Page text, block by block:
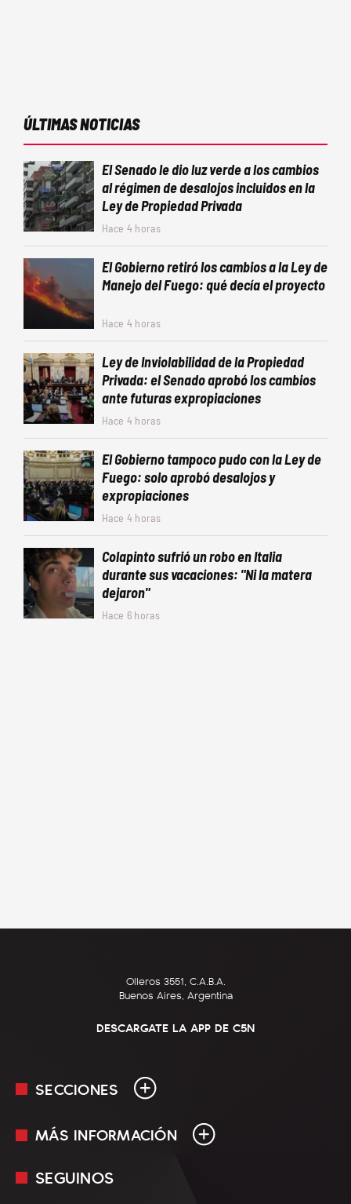
ÚLTIMAS NOTICIAS
El Senado le dio luz verde a los cambios
al régimen de desalojos incluidos en la
Ley de Propiedad Privada
Hace 4 horas
El Gobierno retiró los cambios a la Ley de
Manejo del Fuego: qué decía el proyecto
Hace 4 horas
Ley de Inviolabilidad de la Propiedad
Privada: el Senado aprobó los cambios
ante futuras expropiaciones
Hace 4 horas
El Gobierno tampoco pudo con la Ley de
Fuego: solo aprobó desalojos y
expropiaciones
Hace 4 horas
Colapinto sufrió un robo en Italia
durante sus vacaciones: "Ni la matera
dejaron"
Hace 6 horas
Olleros 3551, C.A.B.A.
Buenos Aires, Argentina
DESCARGATE LA APP DE C5N
SECCIONES
En Vivo
MÁS INFORMACIÓN
Mediakit
SEGUINOS